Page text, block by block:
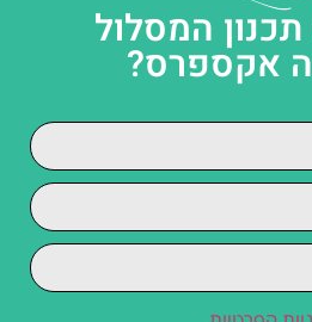
המסלול
אקספרס?